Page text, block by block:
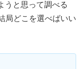
うと思って調べる
局どこを選べばいい